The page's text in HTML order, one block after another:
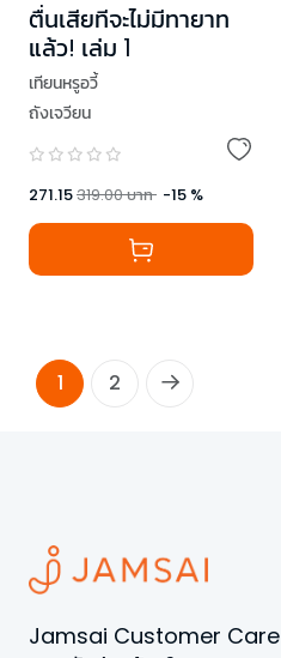
ตื่นเสียทีจะไม่มีทายาท
แล้ว! เล่ม 1
เทียนหรูอวี้
ถังเจวียน
271.15319.00บาท -15 %
1 2
Jamsai Customer Care